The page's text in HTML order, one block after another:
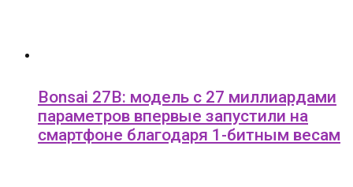
Bonsai 27B: модель с 27 миллиардами
параметров впервые запустили на
смартфоне благодаря 1-битным весам